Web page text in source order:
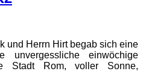
und Herrn Hirt begab sich eine
einwöchige
Stadt Rom, voller Sonne,